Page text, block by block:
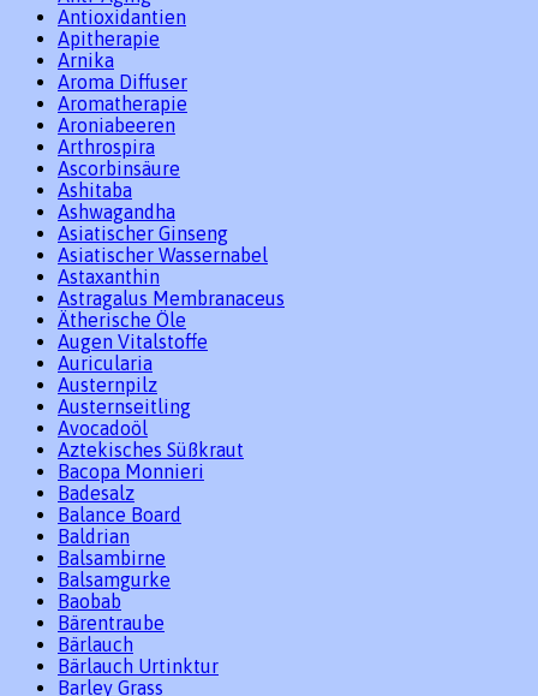
Antioxidantien
Apitherapie
Arnika
Aroma Diffuser
Aromatherapie
Aroniabeeren
Arthrospira
Ascorbinsäure
Ashitaba
Ashwagandha
Asiatischer Ginseng
Asiatischer Wassernabel
Astaxanthin
Astragalus Membranaceus
Ätherische Öle
Augen Vitalstoffe
Auricularia
Austernpilz
Austernseitling
Avocadoöl
Aztekisches Süßkraut
Bacopa Monnieri
Badesalz
Balance Board
Baldrian
Balsambirne
Balsamgurke
Baobab
Bärentraube
Bärlauch
Bärlauch Urtinktur
Barley Grass